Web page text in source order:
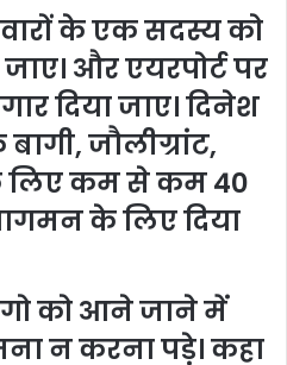
के एक सदस्य को
और एयरपोर्ट पर
दिया जाए। दिनेश
जौलीग्रांट,
लिए कम से कम 40
के लिए दिया
को आने जाने में
न करना पड़े। कहा